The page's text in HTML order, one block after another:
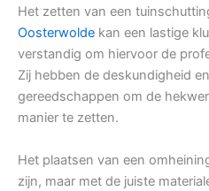
Het zetten van een
Oosterwolde kan een lastige
verstandig om hiervoor de
Zij hebben de deskundigheid
gereedschappen om de
manier te zetten.
Het plaatsen van een
zijn, maar met de juiste